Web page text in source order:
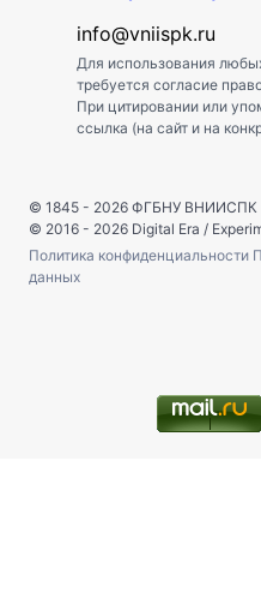
info@vniispk.ru
Для использования
требуется согласие
При цитировании или
ссылка (на сайт и на
© 1845 - 2026 ФГБНУ ВНИИСПК
© 2016 - 2026 Digital Era /
Политика конфиденциальности
данных